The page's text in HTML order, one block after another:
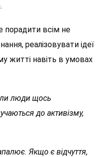
порадити всім не
реалізовувати ідеї
житті навіть в умовах
люди щось
до активізму,
Якщо є відчуття,